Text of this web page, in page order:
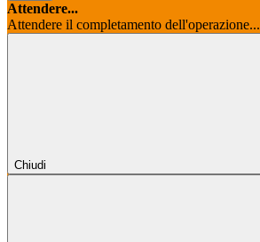
Attendere...
Attendere il completamento dell'operazione...
Chiudi